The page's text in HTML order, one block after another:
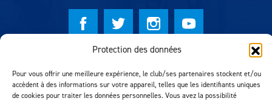
Protection des données
Pour vous offrir une meilleure expérience, le club/ses partenaires stockent et/ou
accèdent à des informations sur votre appareil, telles que les identifiants uniques
de cookies pour traiter les données personnelles. Vous avez la possibilité
Réalisation MTM Agency